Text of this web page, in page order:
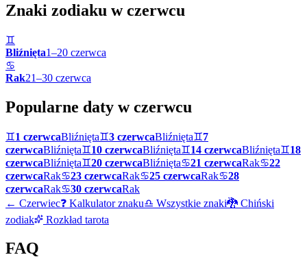
Znaki zodiaku wczerwcu
♊
Bliźnięta1–20 czerwca
♋
Rak21–30 czerwca
Popularne daty wczerwcu
♊1 czerwcaBliźnięta♊3 czerwcaBliźnięta♊7
czerwcaBliźnięta♊10 czerwcaBliźnięta♊14 czerwcaBliźnięta♊18
czerwcaBliźnięta♊20 czerwcaBliźnięta♋21 czerwcaRak♋22
czerwcaRak♋23 czerwcaRak♋25 czerwcaRak♋28
czerwcaRak♋30 czerwcaRak
← Czerwiec❓ Kalkulator znaku♎ Wszystkie znaki🐉 Chiński
zodiak
Rozkład tarota
FAQ